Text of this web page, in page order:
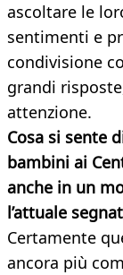
ascoltare le
sentimenti e
condivisione
grandi
attenzione.
Cosa si sente
bambini ai
anche in un
l’attuale
Certamente
ancora più